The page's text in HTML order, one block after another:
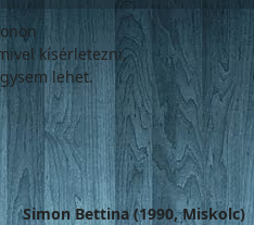
kísérletezni,
lehet.
Simon Bettina (1990, Miskolc)